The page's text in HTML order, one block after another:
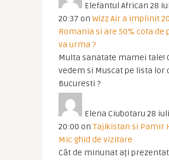
Elefantul African 28
20:37 on Wizz Air a implinit
Romania si are 50% cota de
va urma ?
Multa sanatate mamei tale!
vedem si Muscat pe lista lor
Bucuresti ?
Elena Ciubotaru 28
20:00 on Tajikistan si Pamir
Mic ghid de vizitare
Cât de minunat ați prezentat